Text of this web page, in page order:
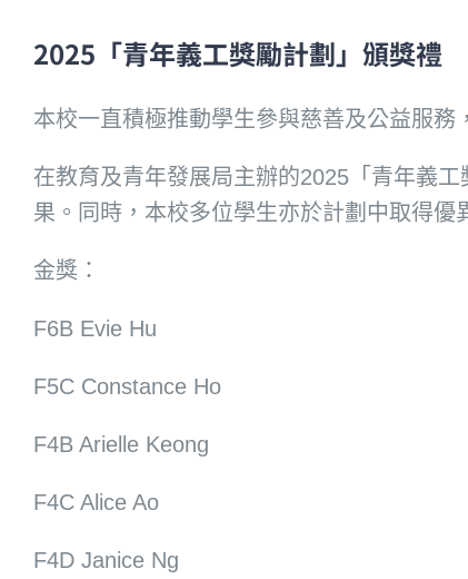
2025「青年義工獎勵計劃」頒獎禮
本校一直積極推動學生參與慈善及公益服
在教育及青年發展局主辦的2025「青年義
果。同時，本校多位學生亦於計劃中取得優
金獎：
F6B Evie Hu
F5C Constance Ho
F4B Arielle Keong
F4C Alice Ao
F4D Janice Ng